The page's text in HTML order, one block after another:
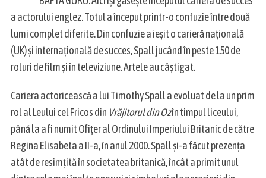
a actorului englez. Totul a început printr-o confuzie între două
lumi complet diferite. Din confuzie a ieșit o carieră națională
(UK) și internațională de succes, Spall jucând în peste 150 de
roluri de film și în televiziune. Artele au câștigat.
Cariera actoricească a lui Timothy Spall a evoluat de la un prim
rol al Leului cel Fricos din Vrăjitorul din Ozîn timpul liceului,
până la a fi numit Ofițer al Ordinului Imperiului Britanic de către
Regina Elisabeta a II-a, în anul 2000. Spall și-a făcut prezența
atât de resimțită în societatea britanică, încât a primit unul